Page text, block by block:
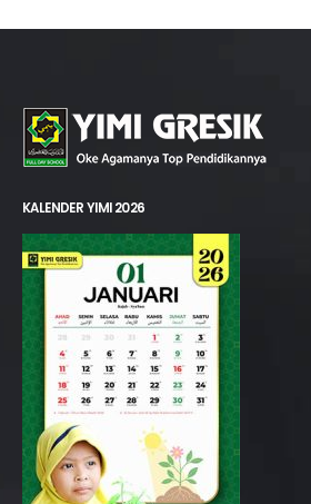
KALENDER YIMI 2026